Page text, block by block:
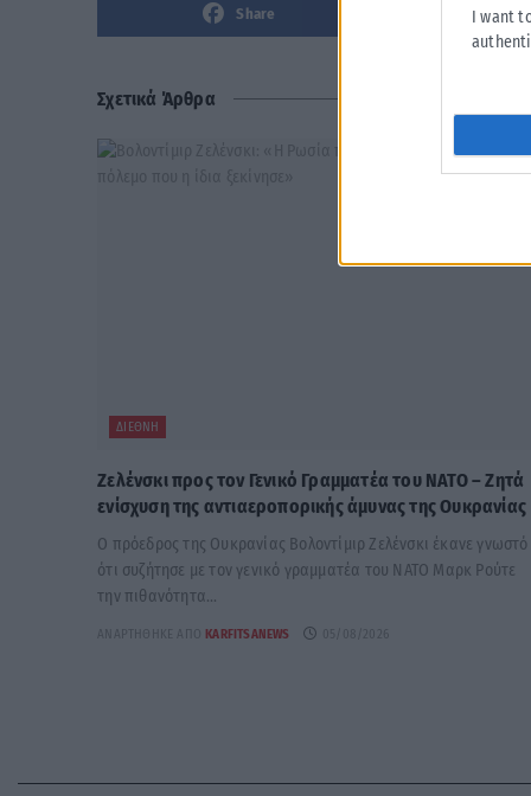
I want
Share
Σχετικά Άρθρα
ΔΙΕΘΝΉ
Ζελένσκι προς τον Γενικό Γραμματέα του ΝΑΤΟ – Ζητά
ενίσχυση της αντιαεροπορικής άμυνας της Ουκρανίας
Ο πρόεδρος της Ουκρανίας Βολοντίμιρ Ζελένσκι έκανε γνωστό
ότι συζήτησε με τον γενικό γραμματέα του ΝΑΤΟ Μαρκ Ρούτε
την πιθανότητα...
ΑΝΑΡΤΉΘΗΚΕ ΑΠΌ KARFITSANEWS 05/08/2026